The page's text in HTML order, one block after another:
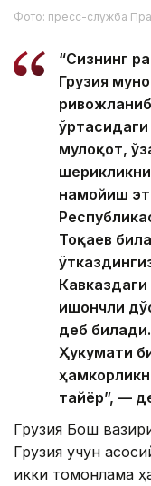
Фото: пресс-служба
“Сизнинг
Грузия
мулоқот,
намойиш
Тоқаев
Кавказдаги
ишончли
деб билади.
Ҳукумати
тайёр”, —
Грузия Бош
Грузия учун
икки томонлама